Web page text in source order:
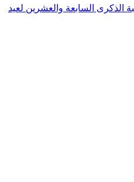
الذكرى السابعة والعشرين لعيد